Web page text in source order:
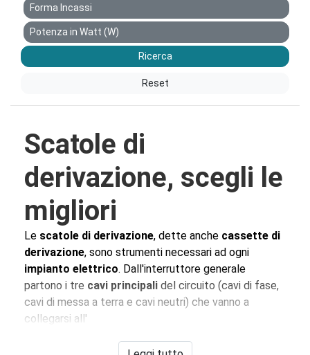
Forma Incassi
Potenza in Watt (W)
Ricerca
Reset
Scatole di
derivazione, scegli le
migliori
Le scatole di derivazione, dette anche cassette di
derivazione, sono strumenti necessari ad ogni
impianto elettrico. Dall'interruttore generale
partono i tre cavi principali del circuito (cavi di fase,
cavi di messa a terra e cavi neutri) che vanno a
collegarsi all'
questo raggiungono lascatola di derivazione